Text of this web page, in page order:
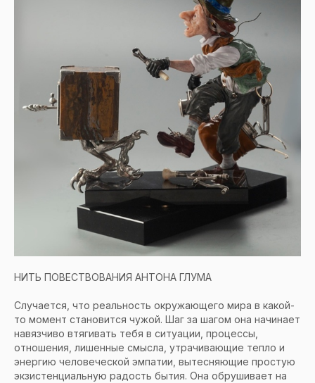
НИТЬ ПОВЕСТВОВАНИЯ АНТОНА ГЛУМА
Случается, что реальность окружающего мира в какой-
то момент становится чужой. Шаг за шагом она начинает
навязчиво втягивать тебя в ситуации, процессы,
отношения, лишенные смысла, утрачивающие тепло и
энергию человеческой эмпатии, вытесняющие простую
экзистенциальную радость бытия. Она обрушивает на